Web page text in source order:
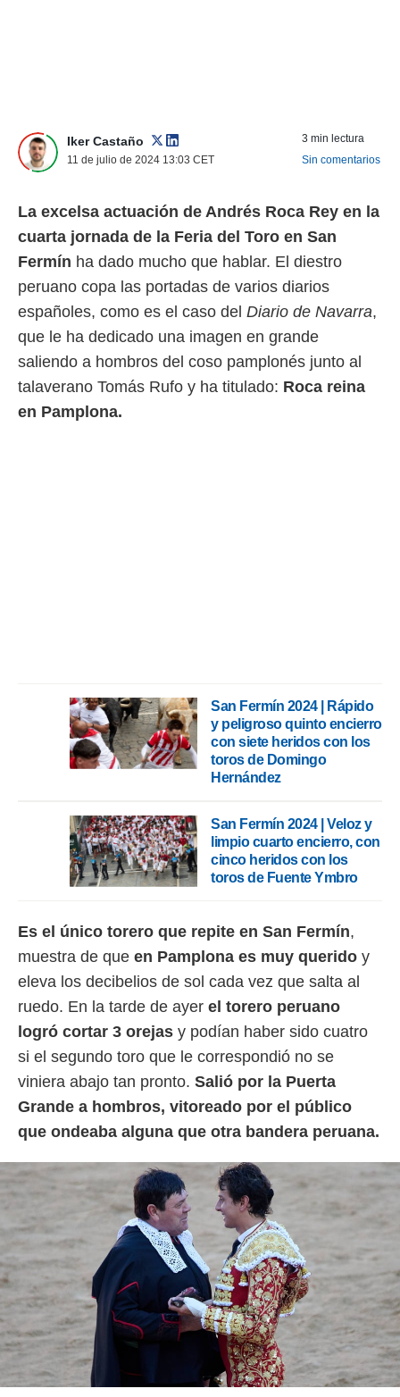
y
más
y
de
disponible
acceder a
abono
únicos
como
sitio
IP
de
posible
traten tus
en
interés
a lo que
Para
su
Iker Castaño
11 de julio de 2024 13:03 CET
3 min lectura
Sin comentarios
La excelsa actuación de Andrés Roca Rey en la
cuarta jornada de la Feria del Toro en San
Fermín ha dado mucho que hablar. El diestro
peruano copa las portadas de varios diarios
españoles, como es el caso del Diario de Navarra,
que le ha dedicado una imagen en grande
saliendo a hombros del coso pamplonés junto al
talaverano Tomás Rufo y ha titulado: Roca reina
en Pamplona.
San Fermín 2024 | Rápido
y peligroso quinto encierro
con siete heridos con los
toros de Domingo
Hernández
San Fermín 2024 | Veloz y
limpio cuarto encierro, con
cinco heridos con los
toros de Fuente Ymbro
Es el único torero que repite en San Fermín,
muestra de que en Pamplona es muy querido y
eleva los decibelios de sol cada vez que salta al
ruedo. En la tarde de ayer el torero peruano
logró cortar 3 orejas y podían haber sido cuatro
si el segundo toro que le correspondió no se
viniera abajo tan pronto. Salió por la Puerta
Grande a hombros, vitoreado por el público
que ondeaba alguna que otra bandera peruana.